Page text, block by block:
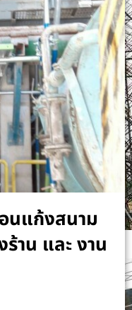
นแก้งสนาม
าน และ งาน